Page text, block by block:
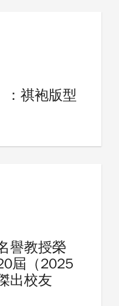
：祺袍版型
譽教授榮
屆（2025
出校友